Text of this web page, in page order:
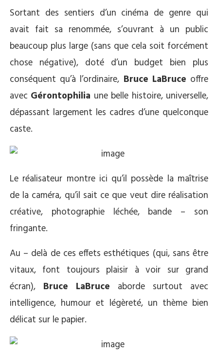
Sortant des sentiers d’un cinéma de genre qui
avait fait sa renommée, s’ouvrant à un public
beaucoup plus large (sans que cela soit forcément
chose négative), doté d’un budget bien plus
conséquent qu’à l’ordinaire, Bruce LaBruce offre
avec Gérontophilia une belle histoire, universelle,
dépassant largement les cadres d’une quelconque
caste.
Le réalisateur montre ici qu’il possède la maîtrise
de la caméra, qu’il sait ce que veut dire réalisation
créative, photographie léchée, bande – son
fringante.
Au – delà de ces effets esthétiques (qui, sans être
vitaux, font toujours plaisir à voir sur grand
écran), Bruce LaBruce aborde surtout avec
intelligence, humour et légèreté, un thème bien
délicat sur le papier.